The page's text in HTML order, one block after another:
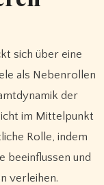
sich über eine
als Nebenrollen
der
im Mittelpunkt
Rolle, indem
beeinflussen und
verleihen.